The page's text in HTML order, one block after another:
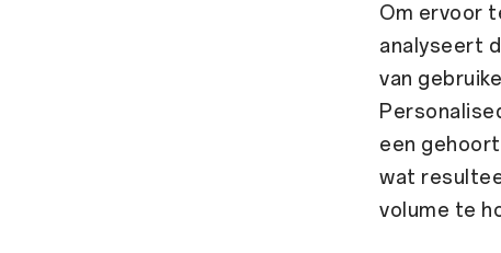
Om ervoor
analyseert
van
een
wat
volume te